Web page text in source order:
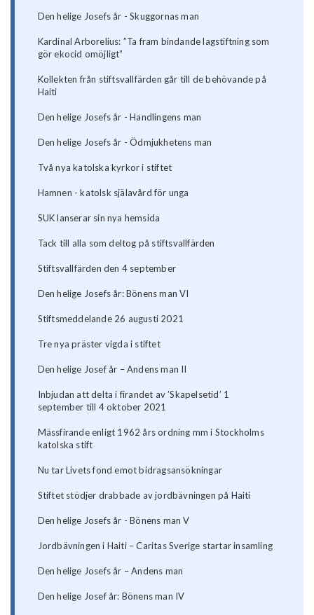
Den helige Josefs år - Skuggornas man
Kardinal Arborelius: ”Ta fram bindande lagstiftning som
gör ekocid omöjligt”
Kollekten från stiftsvallfärden går till de behövande på
Haiti
Den helige Josefs år - Handlingens man
Den helige Josefs år - Ödmjukhetens man
Två nya katolska kyrkor i stiftet
Hamnen - katolsk själavård för unga
SUK lanserar sin nya hemsida
Tack till alla som deltog på stiftsvallfärden
Stiftsvallfärden den 4 september
Den helige Josefs år: Bönens man VI
Stiftsmeddelande 26 augusti 2021
Tre nya präster vigda i stiftet
Den helige Josef år – Andens man II
Inbjudan att delta i firandet av ’Skapelsetid’ 1
september till 4 oktober 2021
Mässfirande enligt 1962 års ordning mm i Stockholms
katolska stift
Nu tar Livets fond emot bidragsansökningar
Stiftet stödjer drabbade av jordbävningen på Haiti
Den helige Josefs år - Bönens man V
Jordbävningen i Haiti – Caritas Sverige startar insamling
Den helige Josefs år – Andens man
Den helige Josef år: Bönens man IV